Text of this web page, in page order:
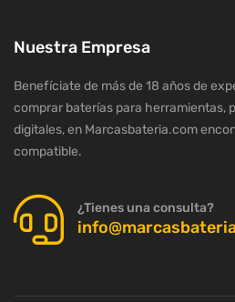
Nuestra Empresa
Benefíciate de más de 18 años de
comprar baterías para herramientas,
digitales, en Marcasbateria.com
compatible.
¿Tienes una consulta?